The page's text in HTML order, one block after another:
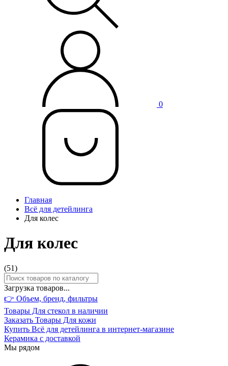
0
Главная
Всё для детейлинга
Для колес
Для колес
(51)
Загрузка товаров...
👉 Объем, бренд, фильтры
Товары Для стекол в наличии
Заказать Товары Для кожи
Купить Всё для детейлинга в интернет-магазине
Керамика с доставкой
Мы рядом